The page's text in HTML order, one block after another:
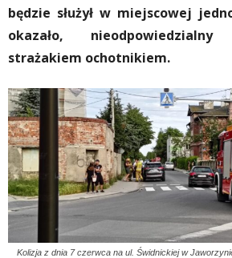
będzie służył w miejscowej
okazało,
strażakiem ochotnikiem.
Kolizja z dnia 7 czerwca na ul. Świdnickiej w